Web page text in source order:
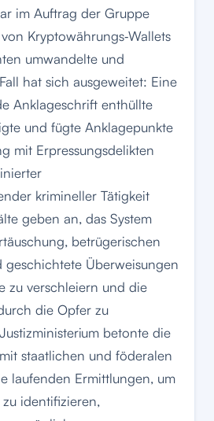
im Auftrag der Gruppe
Kryptowährungs‑Wallets
umwandelte und
hat sich ausgeweitet: Eine
Anklageschrift enthüllte
und fügte Anklagepunkte
mit Erpressungsdelikten
krimineller Tätigkeit
geben an, das System
betrügerischen
geschichtete Überweisungen
zu verschleiern und die
die Opfer zu
betonte die
staatlichen und föderalen
laufenden Ermittlungen, um
identifizieren,